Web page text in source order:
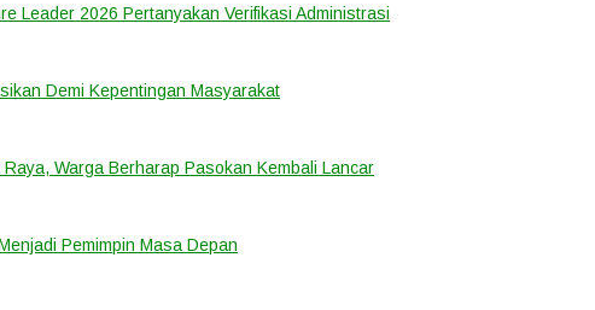
Leader 2026 Pertanyakan Verifikasi Administrasi
Demi Kepentingan Masyarakat
Warga Berharap Pasokan Kembali Lancar
Pemimpin Masa Depan